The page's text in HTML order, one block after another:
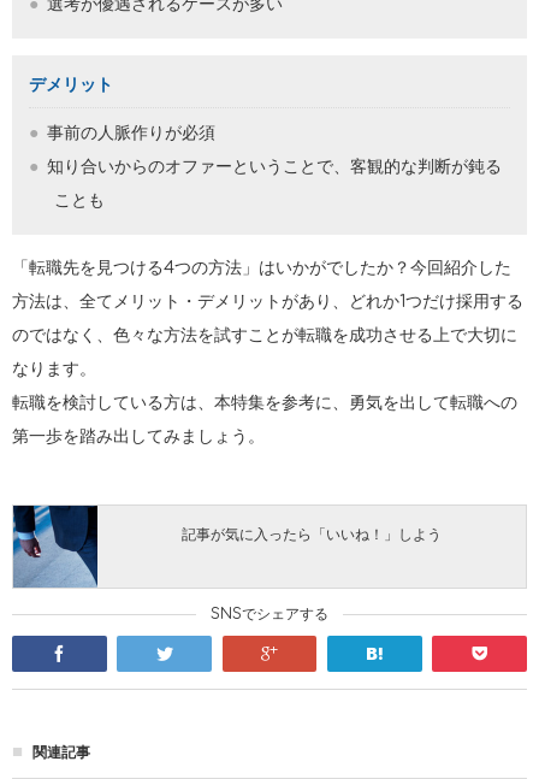
選考が優遇されるケースが多い
デメリット
事前の人脈作りが必須
知り合いからのオファーということで、客観的な判断が鈍る
ことも
「転職先を見つける4つの方法」はいかがでしたか？今回紹介した
方法は、全てメリット・デメリットがあり、どれか1つだけ採用する
のではなく、色々な方法を試すことが転職を成功させる上で大切に
なります。
転職を検討している方は、本特集を参考に、勇気を出して転職への
第一歩を踏み出してみましょう。
記事が気に入ったら「いいね！」しよう
SNSでシェアする
関連記事